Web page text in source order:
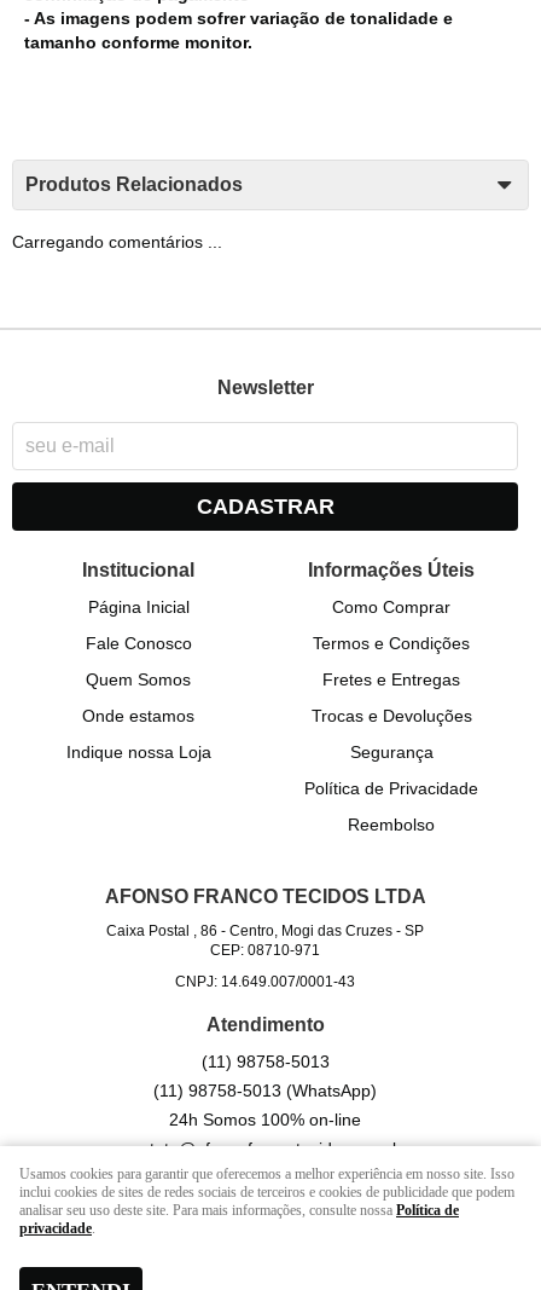
- As imagens podem sofrer variação de tonalidade e
tamanho conforme monitor.
Produtos Relacionados
Carregando comentários ...
Newsletter
CADASTRAR
Institucional
Página Inicial
Fale Conosco
Quem Somos
Onde estamos
Indique nossa Loja
Informações Úteis
Como Comprar
Termos e Condições
Fretes e Entregas
Trocas e Devoluções
Segurança
Política de Privacidade
Reembolso
AFONSO FRANCO TECIDOS LTDA
Caixa Postal , 86 -Centro, Mogi das Cruzes -SP
CEP: 08710-971
CNPJ: 14.649.007/0001-43
Atendimento
(11) 98758-5013
(11) 98758-5013(WhatsApp)
24h Somos 100% on-line
contato@afonsofrancotecidos.com.br
LOJA VIRTUAL CRIADA POR
Usamos cookies para garantir que oferecemos a melhor experiência em nosso site. Isso
inclui cookies de sites de redes sociais de terceiros e cookies de publicidade que podem
analisar seu uso deste site. Para mais informações, consulte nossa Política de
privacidade.